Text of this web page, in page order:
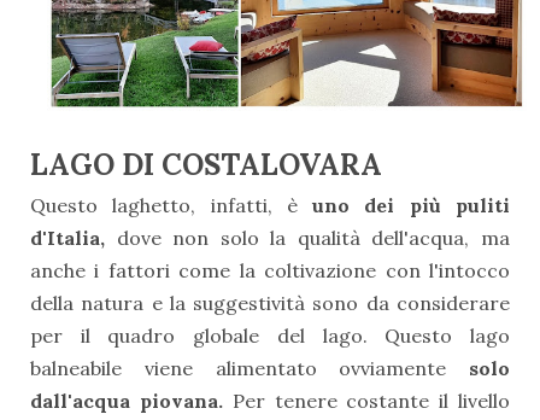
LAGO DI COSTALOVARA
Questo laghetto, infatti, èuno dei più puliti
d'Italia, dove non solo la qualità dell'acqua, ma
anche i fattori come la coltivazione con l'intocco
della natura e la suggestività sono da considerare
per il quadro globale del lago. Questo lago
balneabile viene alimentato ovviamente solo
dall'acqua piovana.Per tenere costante il livello